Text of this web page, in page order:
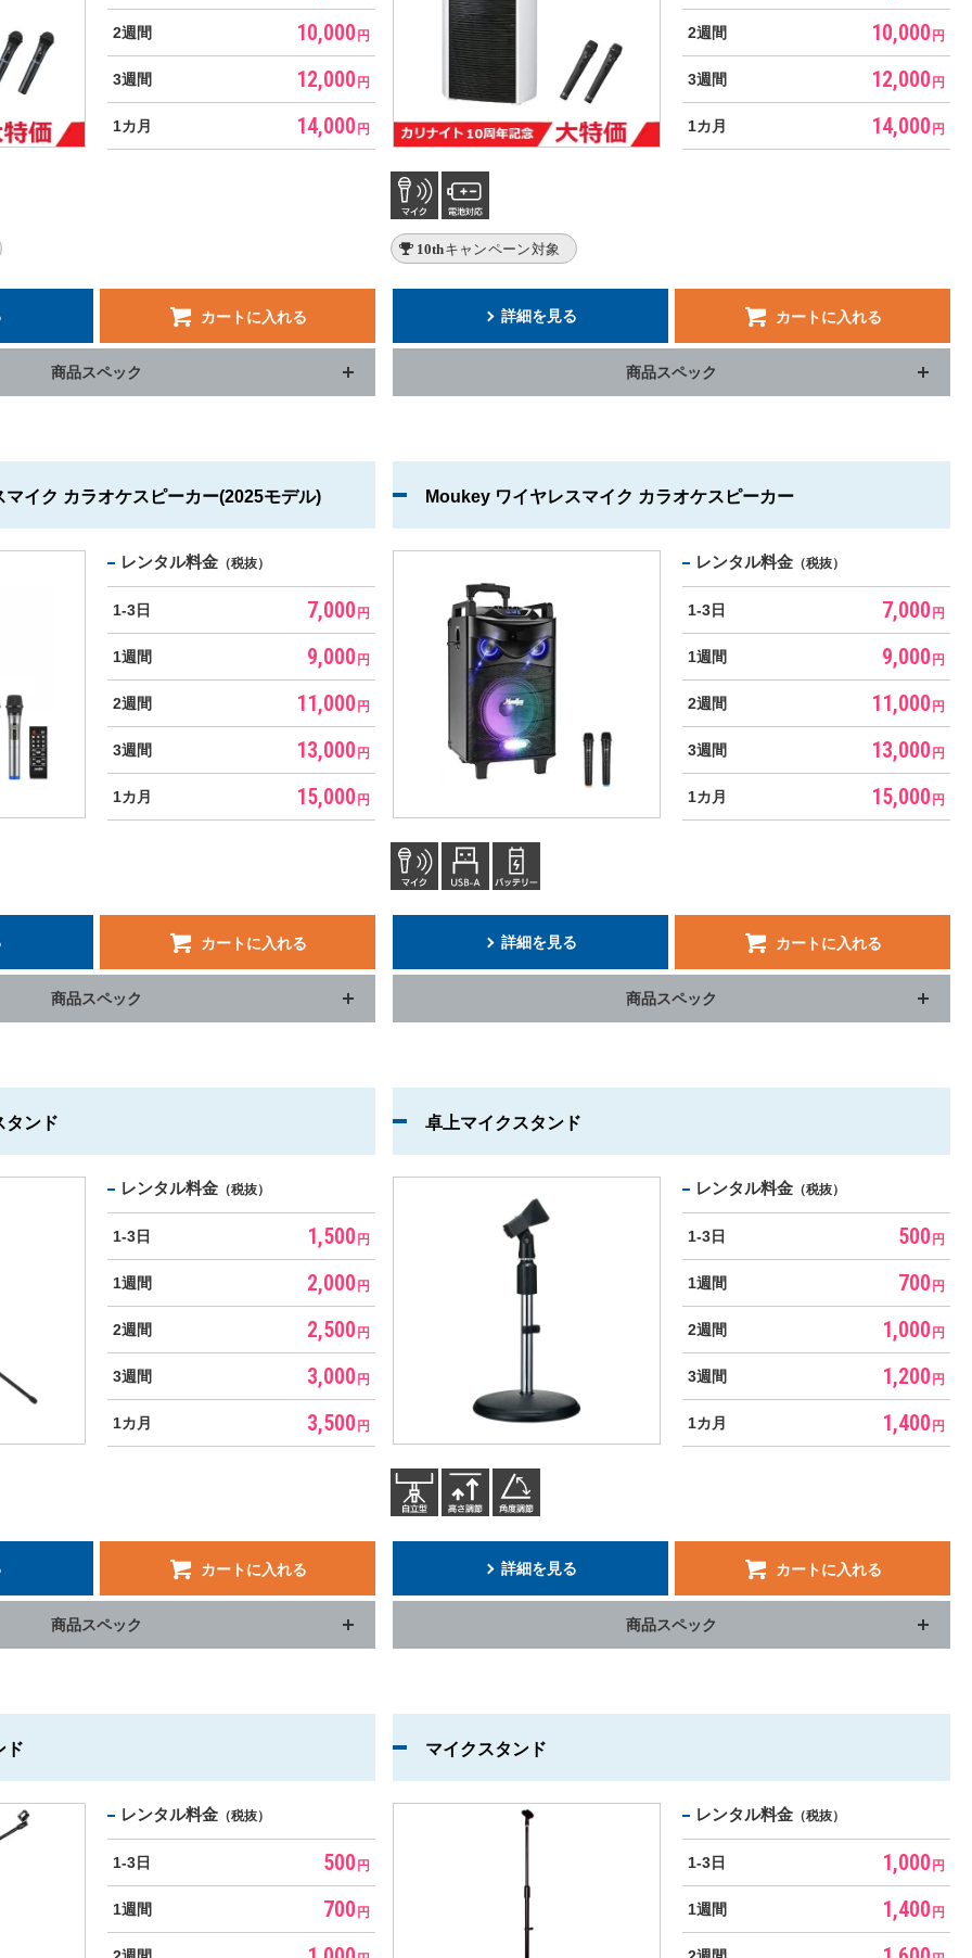
2週間 10,000 円
3週間 12,000 円
1カ月 14,000 円
カートに入れる
商品スペック
2週間 10,000 円
3週間 12,000 円
1カ月 14,000 円
10thキャンペーン対象
詳細を見る カートに入れる
商品スペック
イク カラオケスピーカー(2025モデル)
レンタル料金 （税抜）
1-3日 7,000 円
1週間 9,000 円
2週間 11,000 円
3週間 13,000 円
1カ月 15,000 円
カートに入れる
商品スペック
Moukey ワイヤレスマイク カラオケスピーカー
レンタル料金 （税抜）
1-3日 7,000 円
1週間 9,000 円
2週間 11,000 円
3週間 13,000 円
1カ月 15,000 円
詳細を見る カートに入れる
商品スペック
タンド
レンタル料金 （税抜）
1-3日 1,500 円
1週間 2,000 円
2週間 2,500 円
3週間 3,000 円
1カ月 3,500 円
カートに入れる
商品スペック
卓上マイクスタンド
レンタル料金 （税抜）
1-3日 500 円
1週間 700 円
2週間 1,000 円
3週間 1,200 円
1カ月 1,400 円
詳細を見る カートに入れる
商品スペック
ド
レンタル料金 （税抜）
1-3日 500 円
1週間 700 円
マイクスタンド
レンタル料金 （税抜）
1-3日 1,000 円
1週間 1,400 円